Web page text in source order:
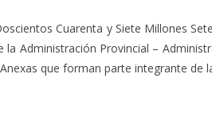
Cuarenta y Siete Millones
Administración Provincial –
que forman parte integrante de